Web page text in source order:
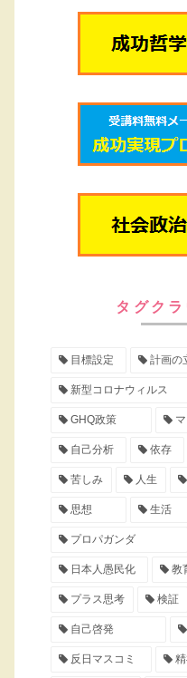
タグクラ
目標設定 計画の
新型コロナウィルス
GHQ政策 マ
自己分析 依存
苦しみ 人生
思想 生活
プロパガンダ
日本人愚民化 教
プラス思考 検証
自己啓発
反日マスコミ